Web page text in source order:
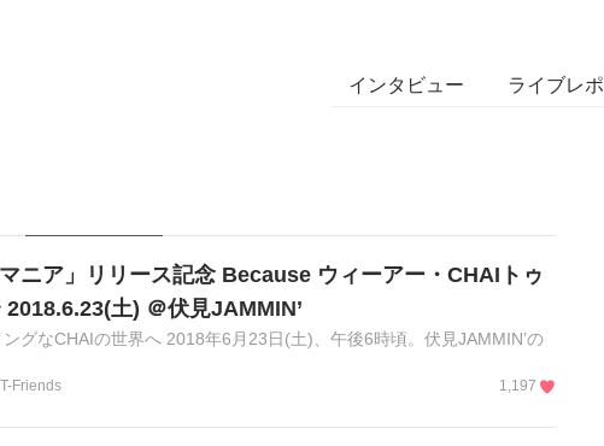
インタビュー ライブレポ
ニア」リリース記念 Because ウィーアー・CHAIトゥ
土) ＠伏見JAMMIN’
グなCHAIの世界へ 2018年6月23日(土)、午後6時頃。伏見JAMMIN’の
T-Friends 1,197